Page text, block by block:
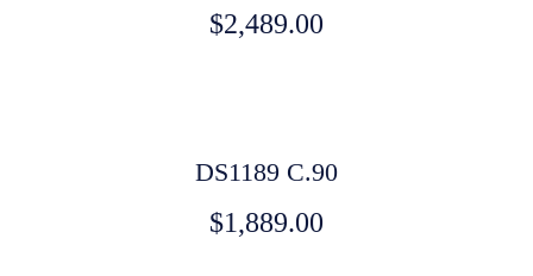
$2,489.00
DS1189 C.90
$1,889.00